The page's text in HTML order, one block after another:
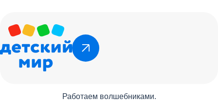
Работаем волшебниками.